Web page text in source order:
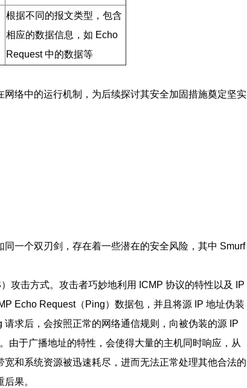
根据不同的报文类型，包含
相应的数据信息，如 Echo
Request 中的数据等
络中的运行机制，为后续探讨其安全加固措施奠定坚实
一个双刃剑，存在着一些潜在的安全风险，其中 Smurf
攻击方式。攻击者巧妙地利用 ICMP 协议的特性以及 IP
Echo Request（Ping）数据包，并且将源 IP 地址伪装
求后，会按照正常的网络通信规则，向被伪装的源 IP
由于广播地址的特性，会使得大量的主机同时响应，从
和系统资源被迅速耗尽，进而无法正常处理其他合法的
果。